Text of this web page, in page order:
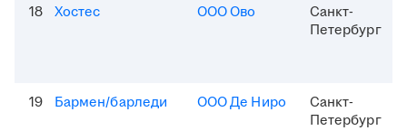
18 Хостес ООО Ово
Санкт-
Петербург
19 Бармен/барледи ООО Де Ниро
Санкт-
Петербург